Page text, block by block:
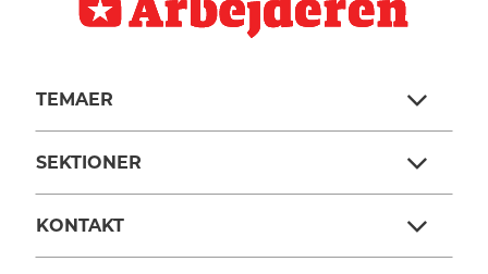
TEMAER
SEKTIONER
KONTAKT